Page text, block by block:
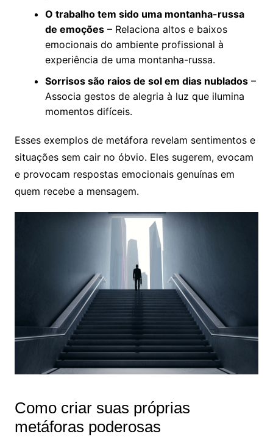
O trabalho tem sido uma montanha-russa
de emoções– Relaciona altos e baixos
emocionais do ambiente profissional à
experiência de uma montanha-russa.
Sorrisos são raios de sol em dias nublados–
Associa gestos de alegria à luz que ilumina
momentos difíceis.
Esses exemplos de metáfora revelam sentimentos e
situações sem cair no óbvio. Eles sugerem, evocam
e provocam respostas emocionais genuínas em
quem recebe a mensagem.
Como criar suas próprias
metáforas poderosas